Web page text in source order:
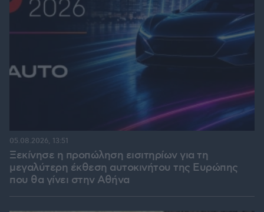
Ξεκίνησε η προπώληση εισιτηρίων για τη
μεγαλύτερη έκθεση αυτοκινήτου της Ευρώπης
που θα γίνει στην Αθήνα
05.08.2026, 13:51